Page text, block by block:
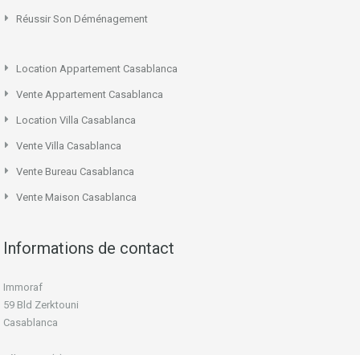
Réussir Son Déménagement
Location Appartement Casablanca
Vente Appartement Casablanca
Location Villa Casablanca
Vente Villa Casablanca
Vente Bureau Casablanca
Vente Maison Casablanca
Informations de contact
Immoraf
59 Bld Zerktouni
Casablanca